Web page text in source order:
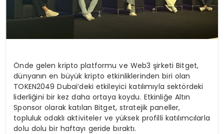
Önde gelen kripto platformu ve Web3 şirketi Bitget,
dünyanın en büyük kripto etkinliklerinden biri olan
TOKEN2049 Dubai’deki etkileyici katılımıyla sektördeki
liderliğini bir kez daha ortaya koydu. Etkinliğe Altın
Sponsor olarak katılan Bitget, stratejik paneller,
topluluk odaklı aktiviteler ve yüksek profilli katılımcılarla
dolu dolu bir haftayı geride bıraktı.